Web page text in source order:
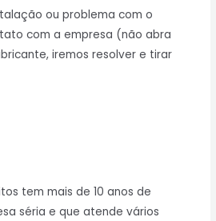
ou problema com o
com a empresa (não abra
iremos resolver e tirar
tem mais de 10 anos de
séria e que atende vários